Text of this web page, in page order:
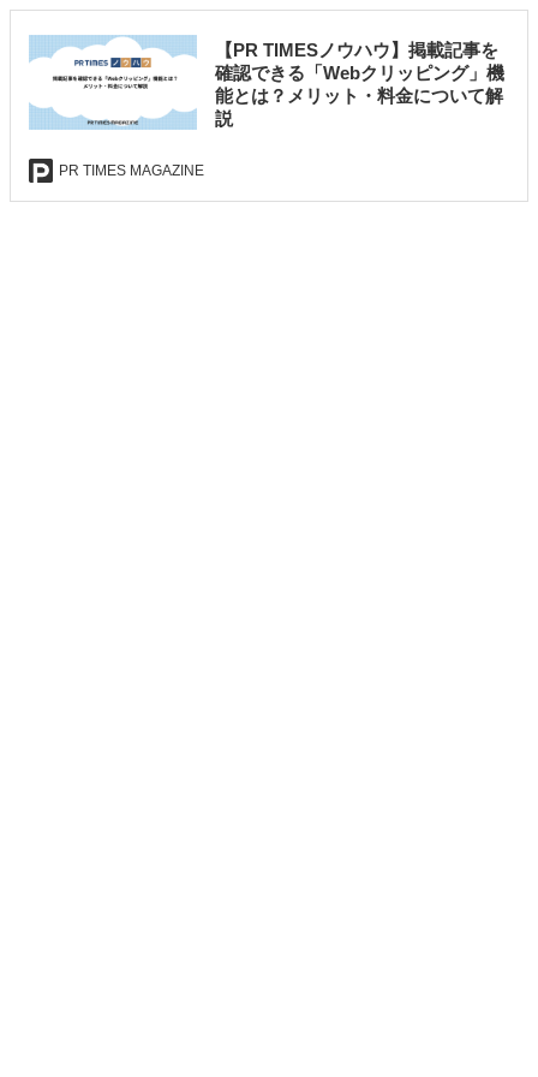
【PR TIMESノウハウ】掲載記事を
確認できる「Webクリッピング」機
能とは？メリット・料金について解
説
PR TIMES MAGAZINE